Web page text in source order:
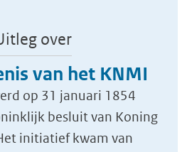
over
van het KNMI
op 31 januari 1854
besluit van Koning
initiatief kwam van